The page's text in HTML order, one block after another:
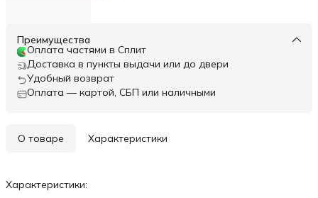
Преимущества
Оплата частями в Сплит
Доставка в пункты выдачи или до двери
Удобный возврат
Оплата — картой, СБП или наличными
О товаре Характеристики
Характеристики: